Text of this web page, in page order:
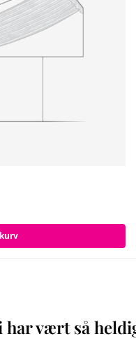
har vært så